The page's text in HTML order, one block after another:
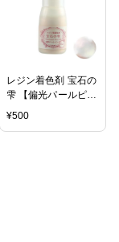
レジン着色剤 宝石の
雫 【偏光パールピン
ク】
¥500